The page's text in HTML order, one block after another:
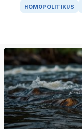
HOMOPOLITIKUS